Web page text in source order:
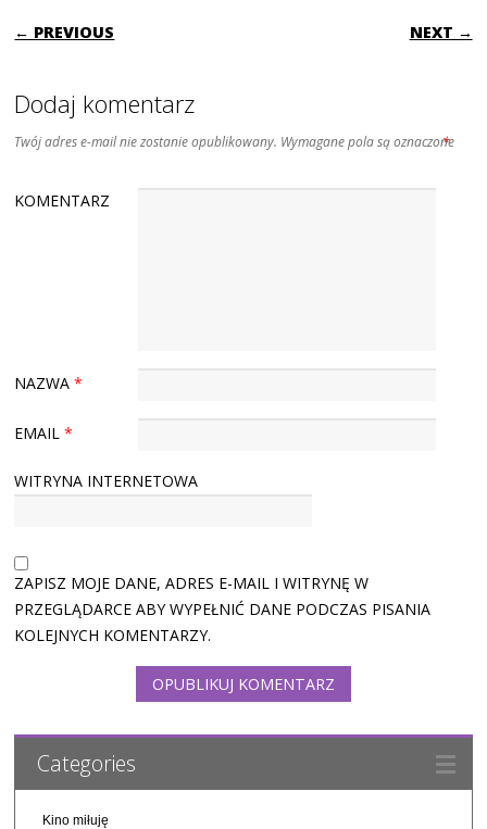
POST NAVIGATION
← PREVIOUS NEXT →
Dodaj komentarz
Twój adres e-mail nie zostanie opublikowany. Wymagane pola są oznaczone
*
KOMENTARZ
NAZWA*
EMAIL*
WITRYNA INTERNETOWA
ZAPISZ MOJE DANE, ADRES E-MAIL I WITRYNĘ W
PRZEGLĄDARCE ABY WYPEŁNIĆ DANE PODCZAS PISANIA
KOLEJNYCH KOMENTARZY.
Categories
Kino miłuję